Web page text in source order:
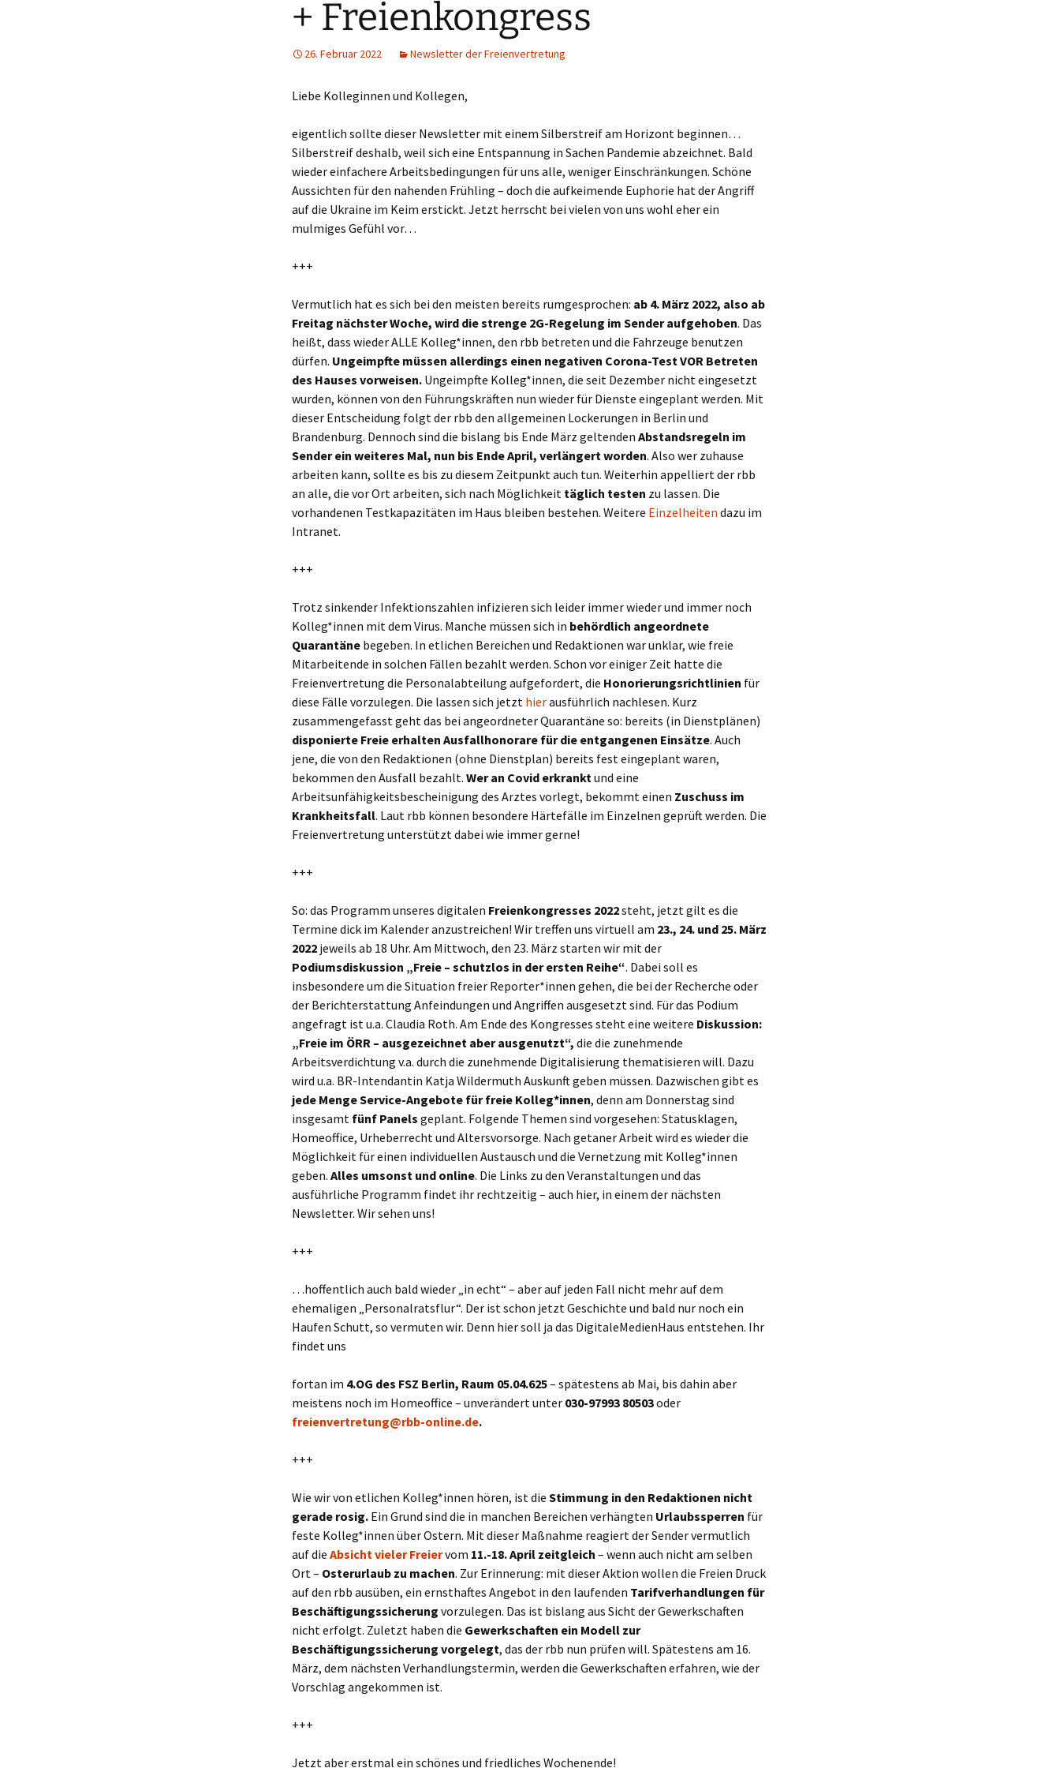
+ Freienkongress
26. Februar 2022 Newsletter der Freienvertretung
Liebe Kolleginnen und Kollegen,
eigentlich sollte dieser Newsletter mit einem Silberstreif am Horizont beginnen…
Silberstreif deshalb, weil sich eine Entspannung in Sachen Pandemie abzeichnet. Bald
wieder einfachere Arbeitsbedingungen für uns alle, weniger Einschränkungen. Schöne
Aussichten für den nahenden Frühling – doch die aufkeimende Euphorie hat der Angriff
auf die Ukraine im Keim erstickt. Jetzt herrscht bei vielen von uns wohl eher ein
mulmiges Gefühl vor…
+++
Vermutlich hat es sich bei den meisten bereits rumgesprochen: ab 4. März 2022, also ab
Freitag nächster Woche, wird die strenge 2G-Regelung im Sender aufgehoben. Das
heißt, dass wieder ALLE Kolleg*innen, den rbb betreten und die Fahrzeuge benutzen
dürfen. Ungeimpfte müssen allerdings einen negativen Corona-Test VOR Betreten
des Hauses vorweisen. Ungeimpfte Kolleg*innen, die seit Dezember nicht eingesetzt
wurden, können von den Führungskräften nun wieder für Dienste eingeplant werden. Mit
dieser Entscheidung folgt der rbb den allgemeinen Lockerungen in Berlin und
Brandenburg. Dennoch sind die bislang bis Ende März geltenden Abstandsregeln im
Sender ein weiteres Mal, nun bis Ende April, verlängert worden. Also wer zuhause
arbeiten kann, sollte es bis zu diesem Zeitpunkt auch tun. Weiterhin appelliert der rbb
an alle, die vor Ort arbeiten, sich nach Möglichkeit täglich testen zu lassen. Die
vorhandenen Testkapazitäten im Haus bleiben bestehen. Weitere Einzelheiten dazu im
Intranet.
+++
Trotz sinkender Infektionszahlen infizieren sich leider immer wieder und immer noch
Kolleg*innen mit dem Virus. Manche müssen sich in behördlich angeordnete
Quarantäne begeben. In etlichen Bereichen und Redaktionen war unklar, wie freie
Mitarbeitende in solchen Fällen bezahlt werden. Schon vor einiger Zeit hatte die
Freienvertretung die Personalabteilung aufgefordert, die Honorierungsrichtlinien für
diese Fälle vorzulegen. Die lassen sich jetzt hierausführlich nachlesen. Kurz
zusammengefasst geht das bei angeordneter Quarantäne so: bereits (in Dienstplänen)
disponierte Freie erhalten Ausfallhonorare für die entgangenen Einsätze. Auch
jene, die von den Redaktionen (ohne Dienstplan) bereits fest eingeplant waren,
bekommen den Ausfall bezahlt. Wer an Covid erkranktund eine
Arbeitsunfähigkeitsbescheinigung des Arztes vorlegt, bekommt einen Zuschuss im
Krankheitsfall. Laut rbb können besondere Härtefälle im Einzelnen geprüft werden. Die
Freienvertretung unterstützt dabei wie immer gerne!
+++
So: das Programm unseres digitalen Freienkongresses 2022steht, jetzt gilt es die
Termine dick im Kalender anzustreichen! Wir treffen uns virtuell am 23., 24. und 25. März
2022 jeweils ab 18 Uhr. Am Mittwoch, den 23. März starten wir mit der
Podiumsdiskussion „Freie – schutzlos in der ersten Reihe“. Dabei soll es
insbesondere um die Situation freier Reporter*innen gehen, die bei der Recherche oder
der Berichterstattung Anfeindungen und Angriffen ausgesetzt sind. Für das Podium
angefragt ist u.a. Claudia Roth. Am Ende des Kongresses steht eine weitere Diskussion:
„Freie im ÖRR – ausgezeichnet aber ausgenutzt“, die die zunehmende
Arbeitsverdichtung v.a. durch die zunehmende Digitalisierung thematisieren will. Dazu
wird u.a. BR-Intendantin Katja Wildermuth Auskunft geben müssen. Dazwischen gibt es
jede Menge Service-Angebote für freie Kolleg*innen, denn am Donnerstag sind
insgesamt fünf Panels geplant. Folgende Themen sind vorgesehen: Statusklagen,
Homeoffice, Urheberrecht und Altersvorsorge. Nach getaner Arbeit wird es wieder die
Möglichkeit für einen individuellen Austausch und die Vernetzung mit Kolleg*innen
geben. Alles umsonst und online. Die Links zu den Veranstaltungen und das
ausführliche Programm findet ihr rechtzeitig – auch hier, in einem der nächsten
Newsletter. Wir sehen uns!
+++
…hoffentlich auch bald wieder „in echt“ – aber auf jeden Fall nicht mehr auf dem
ehemaligen „Personalratsflur“. Der ist schon jetzt Geschichte und bald nur noch ein
Haufen Schutt, so vermuten wir. Denn hier soll ja das DigitaleMedienHaus entstehen. Ihr
findet uns
fortan im 4.OG des FSZ Berlin, Raum 05.04.625– spätestens ab Mai, bis dahin aber
meistens noch im Homeoffice – unverändert unter 030-97993 80503oder
freienvertretung@rbb-online.de.
+++
Wie wir von etlichen Kolleg*innen hören, ist die Stimmung in den Redaktionen nicht
gerade rosig. Ein Grund sind die in manchen Bereichen verhängten Urlaubssperren für
feste Kolleg*innen über Ostern. Mit dieser Maßnahme reagiert der Sender vermutlich
auf die Absicht vieler Freiervom 11.-18. April zeitgleich – wenn auch nicht am selben
Ort – Osterurlaub zu machen. Zur Erinnerung: mit dieser Aktion wollen die Freien Druck
auf den rbb ausüben, ein ernsthaftes Angebot in den laufenden Tarifverhandlungen für
Beschäftigungssicherung vorzulegen. Das ist bislang aus Sicht der Gewerkschaften
nicht erfolgt. Zuletzt haben die Gewerkschaften ein Modell zur
Beschäftigungssicherung vorgelegt, das der rbb nun prüfen will. Spätestens am 16.
März, dem nächsten Verhandlungstermin, werden die Gewerkschaften erfahren, wie der
Vorschlag angekommen ist.
+++
Jetzt aber erstmal ein schönes und friedliches Wochenende!